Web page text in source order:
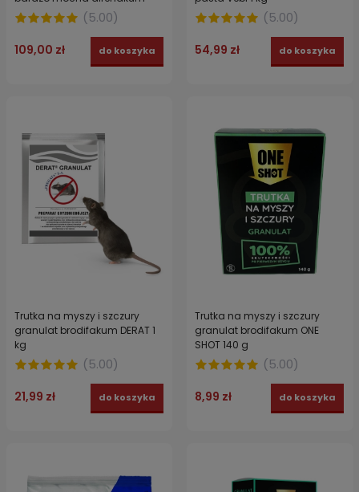
VIGONEZ MARS 1,5 kg
(5.00)
109,00 zł do koszyka
(5.00)
54,99 zł do koszyka
Trutka na myszy i szczury
granulat brodifakum DERAT 1
kg
(5.00)
21,99 zł do koszyka
Trutka na myszy i szczury
granulat brodifakum ONE
SHOT 140 g
(5.00)
8,99 zł do koszyka